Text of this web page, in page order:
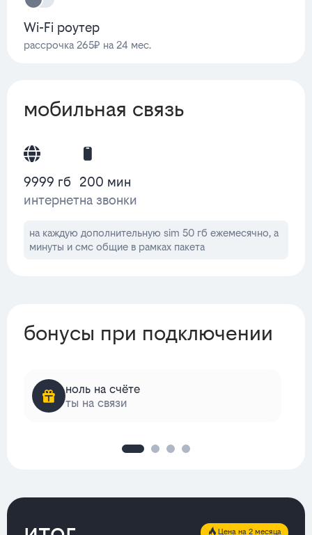
Wi-Fi роутер
рассрочка 265₽ на 24 мес.
мобильная связь
9999 гб
интернет
200 мин
на звонки
на каждую дополнительную sim 50 гб ежемесячно, а
минуты и смс общие в рамках пакета
бонусы при подключении
ноль на счёте
ты на связи
Цена на 2 месяца